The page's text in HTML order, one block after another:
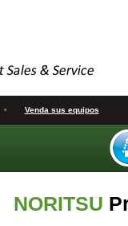
• Venda sus equipos
NORITSU